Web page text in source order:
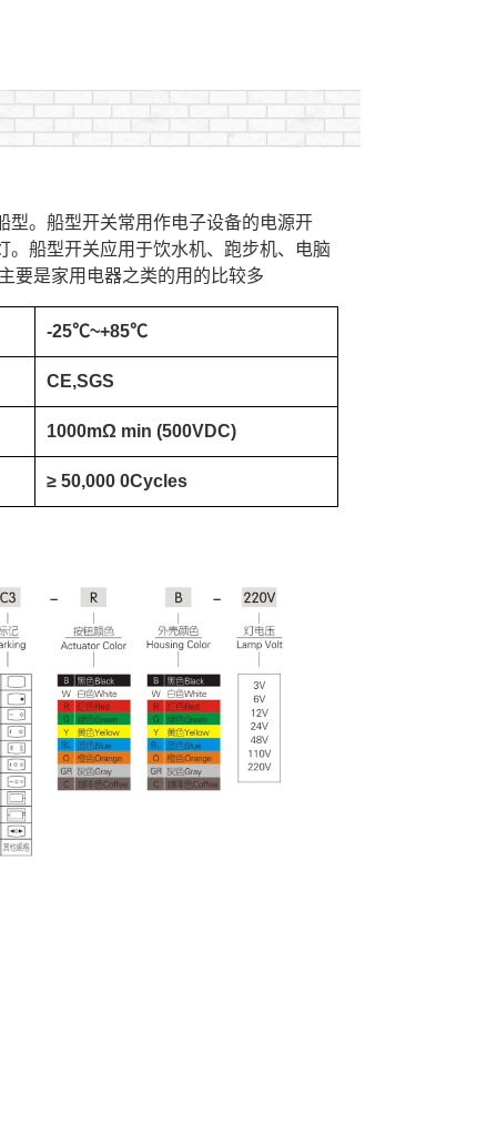
型。船型开关常用作电子设备的电源开
船型开关应用于饮水机、跑步机、电脑
要是家用电器之类的用的比较多
-25℃~+85℃
CE,SGS
1000mΩ min (500VDC)
≥ 50,000 0Cycles